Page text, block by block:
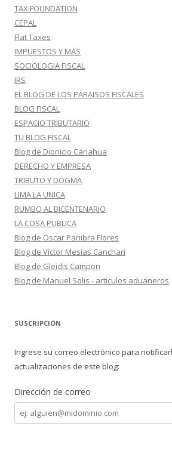
TAX FOUNDATION
CEPAL
Flat Taxes
IMPUESTOS Y MAS
SOCIOLOGIA FISCAL
IRS
EL BLOG DE LOS PARAISOS FISCALES
BLOG FISCAL
ESPACIO TRIBUTARIO
TU BLOG FISCAL
Blog de Dionicio Canahua
DERECHO Y EMPRESA
TRIBUTO Y DOGMA
LIMA LA UNICA
RUMBO AL BICENTENARIO
LA COSA PUBLICA
Blog de Oscar Panibra Flores
Blog de Víctor Mesías Canchari
Blog de Gleidis Campon
Blog de Manuel Solis - articulos aduaneros
SUSCRIPCIÓN
Ingrese su correo electrónico para
actualizaciones de este blog:
Dirección de correo
Dirección
de
correo